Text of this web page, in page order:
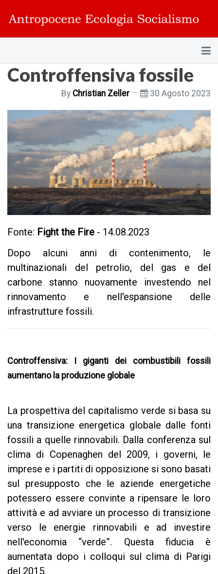
Controffensiva fossile
By Christian Zeller 30 Agosto 2023
Fonte: Fight the Fire - 14.08.2023
Dopo alcuni anni di contenimento, le
multinazionali del petrolio, del gas e del
carbone stanno nuovamente investendo nel
rinnovamento e nell'espansione delle
infrastrutture fossili.
Controffensiva: I giganti dei combustibili fossili
aumentano la produzione globale
La prospettiva del capitalismo verde si basa su
una transizione energetica globale dalle fonti
fossili a quelle rinnovabili. Dalla conferenza sul
clima di Copenaghen del 2009, i governi, le
imprese e i partiti di opposizione si sono basati
sul presupposto che le aziende energetiche
potessero essere convinte a ripensare le loro
attività e ad avviare un processo di transizione
verso le energie rinnovabili e ad investire
nell'economia “verde”. Questa fiducia è
aumentata dopo i colloqui sul clima di Parigi
del 2015.